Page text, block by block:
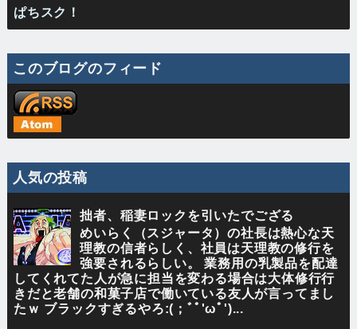
ぱちスク！
このブログのフィード
人気の投稿
拙者、稲妻ロックを引いたでござる
めいらく（スジャータ）の社長は熱心な天
理教の信者らしく、社員は天理教の修行を
強要されるらしい。 業務用の乳製品を配達
してくれてた人が急に担当を変わる場合は大体修行行
きだと老舗の和菓子店で働いている友人が言ってまし
たｗ ブラックすぎるやろ:(；ﾞﾟ'ωﾟ')...